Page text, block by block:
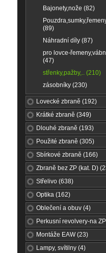
Bajonety,nože (82)
(89)
Náhradní díly (87)
pro lovce-
(47)
střenky,pažby,.. (210)
zásobníky (230)
Lovecké zbraně (192)
Krátké zbraně (349)
Dlouhé zbraně (193)
Použité zbraně (305)
Sbírkové zbraně (166)
Zbraně bez ZP (kat. D)
Střelivo (638)
Optika (162)
Oblečení a obuv (4)
Perkusní revolvery-na
Montáže EAW (23)
Lampy, svítilny (4)